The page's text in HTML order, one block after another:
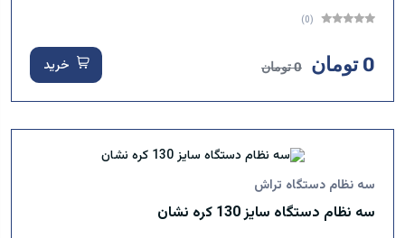
(0)
0 تومان 0 تومان خرید
سه نظام دستگاه تراش
سه نظام دستگاه سایز 130 کره نشان